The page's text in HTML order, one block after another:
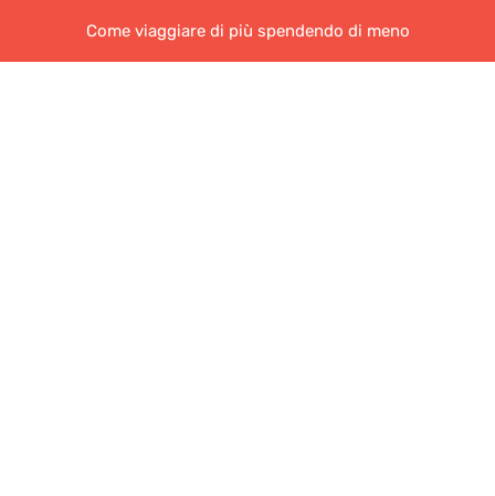
Come viaggiare di più spendendo di meno